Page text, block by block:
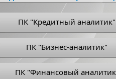
ПК "Кредитный аналитик"
ПК "Бизнес-аналитик"
ПК "Финансовый